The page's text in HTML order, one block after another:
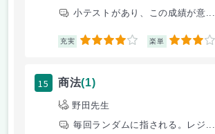
小テストがあり、この成績が意...
充実 4 楽単 3
15 商法(1)
野田先生
毎回ランダムに指される。レジ...